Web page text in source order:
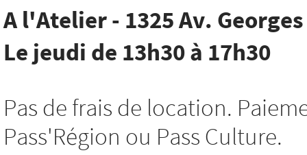
A l'Atelier - 1325 Av.
Le jeudi de 13h30 à 17h30
Pas de frais de location.
Pass'Région ou Pass Culture.